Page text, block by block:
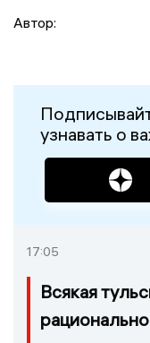
Автор:
узнавать о
17:05
Всякая